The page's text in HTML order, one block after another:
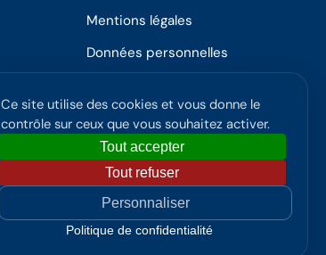
Mentions légales
Données personnelles
Accessibilité
Ce site utilise des cookies et vous donne le
contrôle sur ceux que vous souhaitez activer.
Tout accepter
Tout refuser
Personnaliser
Politique de confidentialité